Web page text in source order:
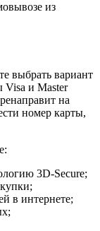
из
выбрать вариант
и Master
на
номер карты,
3D-Secure;
в интернете;